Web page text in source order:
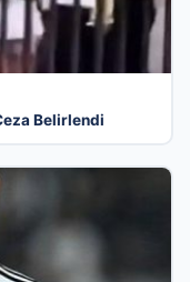
Belirlendi